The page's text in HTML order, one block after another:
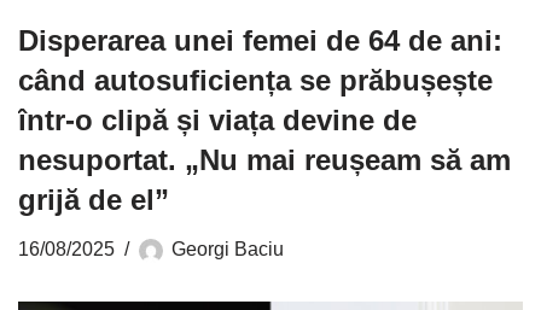
Disperarea unei femei de 64 de ani:
când autosuficiența se prăbușește
într-o clipă și viața devine de
nesuportat. „Nu mai reușeam să am
grijă de el”
16/08/2025 Georgi Baciu